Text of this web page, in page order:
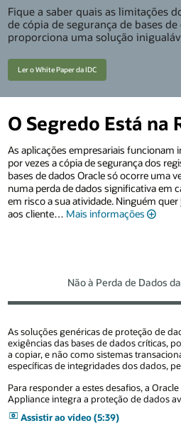
Fique a saber quais as limitações
de cópia de segurança de bases
proporciona uma solução
Ler o White Paper da IDC
O Segredo Está na
As aplicações empresariais funcionam
por vezes a cópia de segurança dos
bases de dados Oracle só ocorre uma
numa perda de dados significativa em
em risco a sua atividade. Ninguém
aos cliente… Mais informações
Não à Perda de Dados
As soluções genéricas de proteção de
exigências das bases de dados críticas,
a copiar, e não como sistemas
específicas de integridades dos dados,
Para responder a estes desafios, a
Appliance integra a proteção de dados
Assistir ao vídeo (5:39)